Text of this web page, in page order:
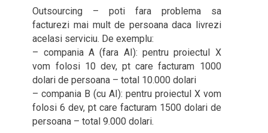
Outsourcing – poti fara problema sa
facturezi mai mult de persoana daca livrezi
acelasi serviciu. De exemplu:
– compania A (fara AI): pentru proiectul X
vom folosi 10 dev, pt care facturam 1000
dolari de persoana – total 10.000 dolari
– compania B (cu AI): pentru proiectul X vom
folosi 6 dev, pt care facturam 1500 dolari de
persoana – total 9.000 dolari.